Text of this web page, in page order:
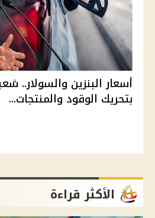
أسعار البنزين والسولار..
بتحريك الوقود والمنتجات...
الأكثر قراءة